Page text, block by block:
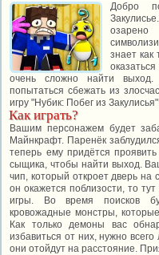
Добро
знает
очень сложно найти
попытаться сбежать из
игру "Нубик: Побег из
Как играть?
Вашим персонажем будет
Майнкрафт. Паренёк
теперь ему придётся
сыщика, чтобы найти выход.
чип, который откроет дверь на
он окажется поблизости, то
игры. Во время поисков
кровожадные монстры,
Как только демоны вас
избавиться от них, нужно
они отойдут на расстояние.